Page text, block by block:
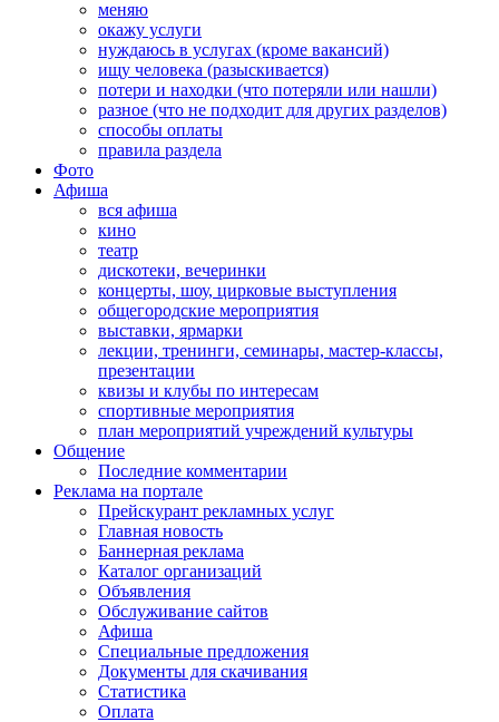
меняю
окажу услуги
нуждаюсь в услугах (кроме вакансий)
ищу человека (разыскивается)
потери и находки (что потеряли или нашли)
разное (что не подходит для других разделов)
способы оплаты
правила раздела
Фото
Афиша
вся афиша
кино
театр
дискотеки, вечеринки
концерты, шоу, цирковые выступления
общегородские мероприятия
выставки, ярмарки
лекции, тренинги, семинары, мастер-классы,
презентации
квизы и клубы по интересам
спортивные мероприятия
план мероприятий учреждений культуры
Общение
Последние комментарии
Реклама на портале
Прейскурант рекламных услуг
Главная новость
Баннерная реклама
Каталог организаций
Объявления
Обслуживание сайтов
Афиша
Специальные предложения
Документы для скачивания
Статистика
Оплата